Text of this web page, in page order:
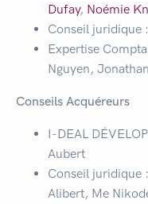
Dufay, Noémie
Conseil juridique
Expertise
Nguyen,
Conseils Acquéreurs
I-DEAL
Aubert
Conseil juridique
Alibert, Me